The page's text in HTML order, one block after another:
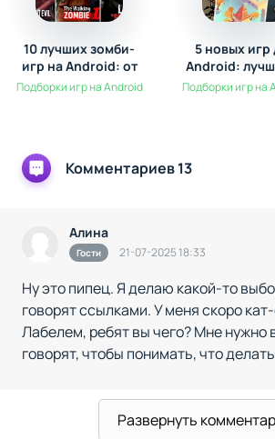
персонажам. Именно это качество
игрой - это полноценное
где каждая история важна, как ваша
10 лучших зомби-
игр на Android: от
выживания до
Подборки игр на Android
5 новых игр
Android:
Ноябрь
Подборки игр на
Комментариев 13
Алина
Гости 21-07-2025 18:33
Ну это пипец. Я делаю какой-то
говорят ссылками. У меня скоро
Лабелем, ребят вы чего? Мне нужно
говорят, чтобы понимать, что
Зачем делать бесплатные выборы,
прочитать не могу?Развернуть